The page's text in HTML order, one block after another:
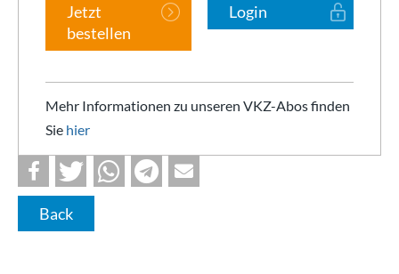
Jetzt
bestellen
Login
Mehr Informationen zu unseren VKZ-Abos finden
Sie hier
Back